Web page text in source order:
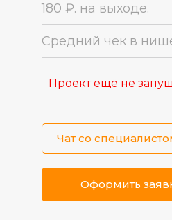
180 ₽. на выходе.
Средний чек в
Проект ещё не
Чат со специалистом
Оформить